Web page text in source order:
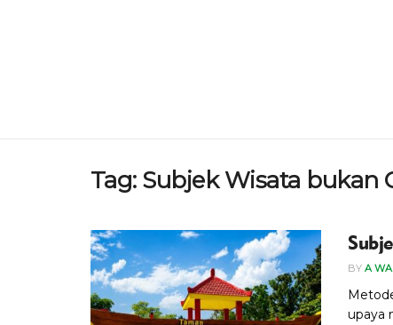
Tag: Subjek Wisata bukan
BY A
upaya